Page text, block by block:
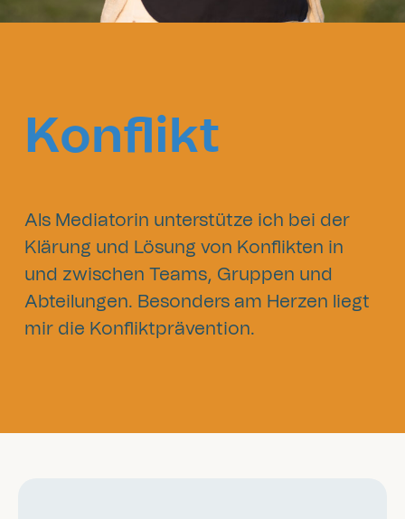
Konflikt
Als Mediatorin unterstütze ich bei der
Klärung und Lösung von Konflikten in
und zwischen Teams, Gruppen und
Abteilungen. Besonders am Herzen liegt
mir die Konfliktprävention.